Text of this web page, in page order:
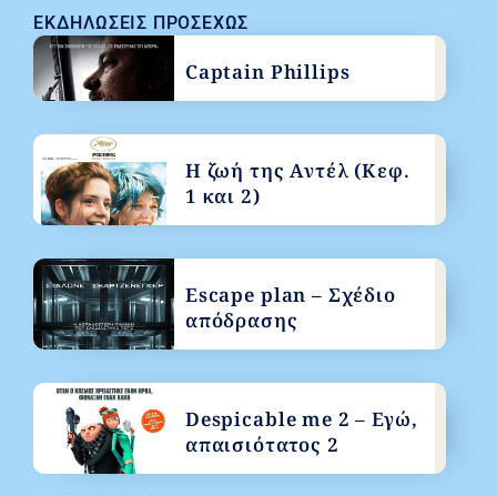
ΕΚΔΗΛΏΣΕΙΣ ΠΡΟΣΕΧΏΣ
Captain Phillips
Η ζωή της Αντέλ (Κεφ.
1 και 2)
Escape plan – Σχέδιο
απόδρασης
Despicable me 2 – Εγώ,
απαισιότατος 2